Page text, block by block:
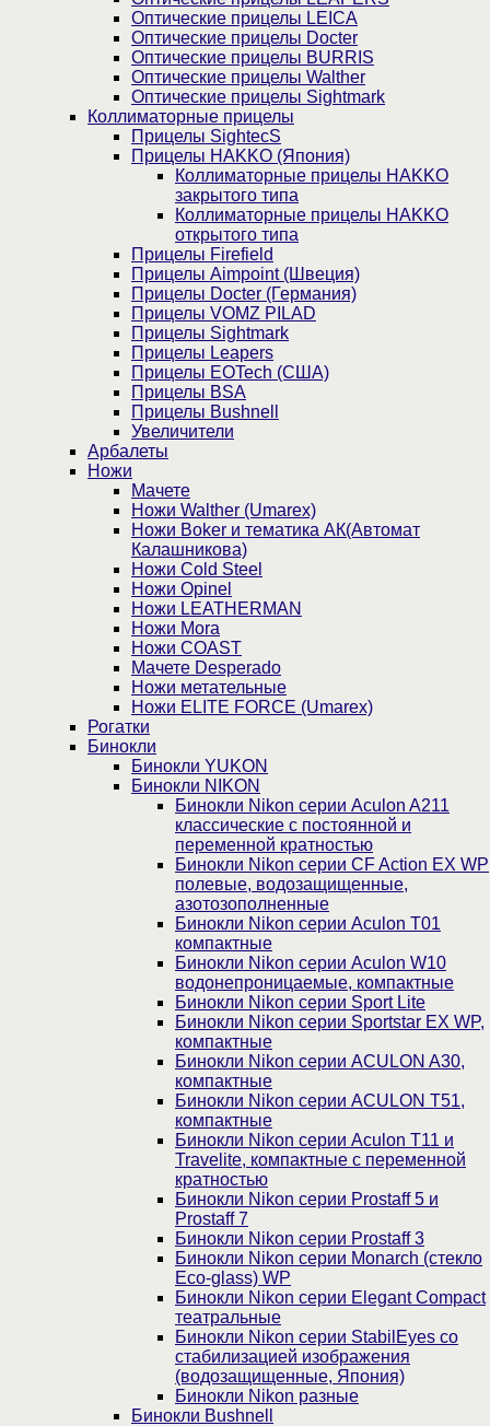
Оптические прицелы LEICA
Оптические прицелы Docter
Оптические прицелы BURRIS
Оптические прицелы Walther
Оптические прицелы Sightmark
Коллиматорные прицелы
Прицелы SightecS
Прицелы HAKKO (Япония)
Коллиматорные прицелы HAKKO
закрытого типа
Коллиматорные прицелы HAKKO
открытого типа
Прицелы Firefield
Прицелы Aimpoint (Швеция)
Прицелы Docter (Германия)
Прицелы VOMZ PILAD
Прицелы Sightmark
Прицелы Leapers
Прицелы EOTech (США)
Прицелы BSA
Прицелы Bushnell
Увеличители
Арбалеты
Ножи
Мачете
Ножи Walther (Umarex)
Ножи Boker и тематика АК(Автомат
Калашникова)
Ножи Cold Steel
Ножи Opinel
Ножи LEATHERMAN
Ножи Mora
Ножи COAST
Мачете Desperado
Ножи метательные
Ножи ELITE FORCE (Umarex)
Рогатки
Бинокли
Бинокли YUKON
Бинокли NIKON
Бинокли Nikon серии Aculon A211
классические с постоянной и
переменной кратностью
Бинокли Nikon серии СF Action EX WP
полевые, водозащищенные,
азотозополненные
Бинокли Nikon серии Aculon T01
компактные
Бинокли Nikon серии Aculon W10
водонепроницаемые, компактные
Бинокли Nikon серии Sport Lite
Бинокли Nikon серии Sportstar EX WP,
компактные
Бинокли Nikon серии ACULON A30,
компактные
Бинокли Nikon серии ACULON Т51,
компактные
Бинокли Nikon серии Aculon T11 и
Travelite, компактные с переменной
кратностью
Бинокли Nikon серии Prostaff 5 и
Prostaff 7
Бинокли Nikon серии Prostaff 3
Бинокли Nikon серии Monarch (стекло
Eco-glass) WP
Бинокли Nikon серии Elegant Compact
театральные
Бинокли Nikon серии StabilEyes со
стабилизацией изображения
(водозащищенные, Япония)
Бинокли Nikon разные
Бинокли Bushnell